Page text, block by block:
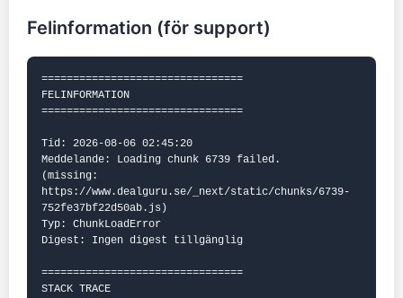
Felinformation (för support)
================================
FELINFORMATION
================================
Tid: 2026-08-06 02:45:20
Meddelande: Loading chunk 6739 failed.
(missing:
https://www.dealguru.se/_next/static/chunks/6739-
752fe37bf22d50ab.js)
Typ: ChunkLoadError
Digest: Ingen digest tillgänglig
================================
STACK TRACE